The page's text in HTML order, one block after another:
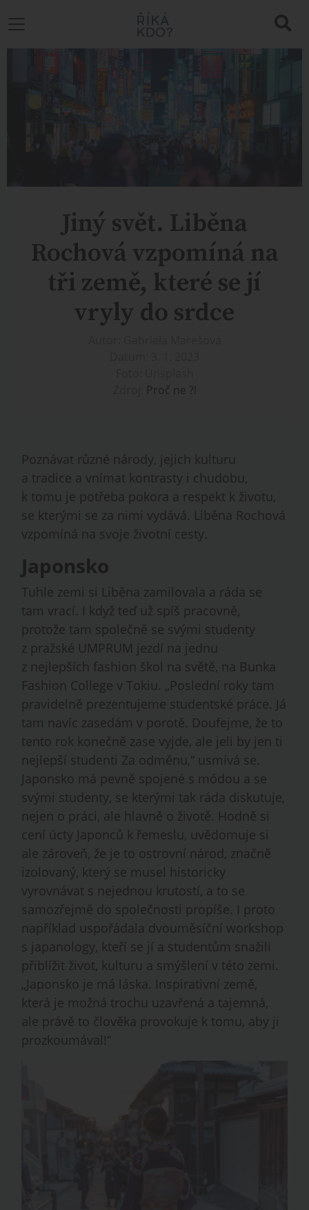
Jiný svět. Liběna
Rochová vzpomíná na
tři země, které se jí
vryly do srdce
Proč ne ?!
Poznávat různé národy, jejich kulturu
a tradice a vnímat kontrasty i chudobu,
k tomu je potřeba pokora a respekt k životu,
se kterými se za nimi vydává. Liběna Rochová
vzpomíná na svoje životní cesty.
Japonsko
Tuhle zemi si Liběna zamilovala a ráda se
tam vrací. I když teď už spíš pracovně,
protože tam společně se svými studenty
z pražské UMPRUM jezdí na jednu
z nejlepších fashion škol na světě, na Bunka
Fashion College v Tokiu. „Poslední roky tam
pravidelně prezentujeme studentské práce. Já
tam navíc zasedám v porotě. Doufejme, že to
tento rok konečně zase vyjde, ale jeli by jen ti
nejlepší studenti Za odměnu,“ usmívá se.
Japonsko má pevně spojené s módou a se
svými studenty, se kterými tak ráda diskutuje,
nejen o práci, ale hlavně o životě. Hodně si
cení úcty Japonců k řemeslu, uvědomuje si
ale zároveň, že je to ostrovní národ, značně
izolovaný, který se musel historicky
vyrovnávat s nejednou krutostí, a to se
samozřejmě do společnosti propíše. I proto
například uspořádala dvouměsíční workshop
s japanology, kteří se jí a studentům snažili
přiblížit život, kulturu a smýšlení v této zemi.
„Japonsko je má láska. Inspirativní země,
která je možná trochu uzavřená a tajemná,
ale právě to člověka provokuje k tomu, aby ji
prozkoumával!“